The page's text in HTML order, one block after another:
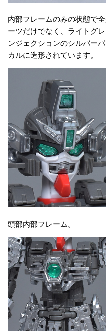
内部フレームのみの状態で
ーツだけでなく、ライトグ
ンジェクションのシルバー
カルに造形されています。
頭部内部フレーム。